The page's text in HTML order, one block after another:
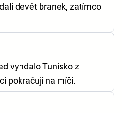
devět branek, zatímco
vyndalo Tunisko z
pokračují na míči.